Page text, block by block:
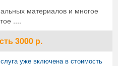
материалов и многое
....
3000р.
уже включена в стоимость